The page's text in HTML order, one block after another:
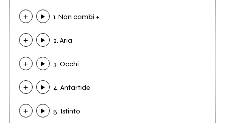
1. Non cambi +
2. Aria
3. Occhi
4. Antartide
5. Istinto